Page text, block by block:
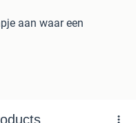
aan waar een
de hoogte is ongeveer